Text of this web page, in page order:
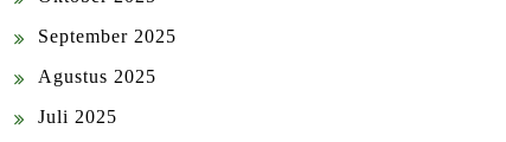
September 2025
Agustus 2025
Juli 2025